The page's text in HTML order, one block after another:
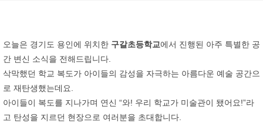
오늘은 경기도 용인에 위치한 구갈초등학교에서 진행된 아주 특별한 공
간 변신 소식을 전해드립니다.
삭막했던 학교 복도가 아이들의 감성을 자극하는 아름다운 예술 공간으
로 재탄생했는데요.
아이들이 복도를 지나가며 연신 “와! 우리 학교가 미술관이 됐어요!”라
고 탄성을 지르던 현장으로 여러분을 초대합니다.